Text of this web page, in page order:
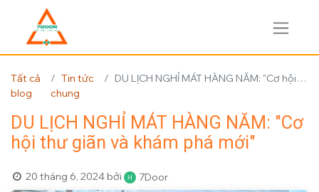
Tất cả
blog
Tin tức
chung
DU LỊCH NGHỈ MÁT HÀNG NĂM: "Cơ hội thư giãn và khám phá mới"
DU LỊCH NGHỈ MÁT HÀNG NĂM: "Cơ
hội thư giãn và khám phá mới"
20 tháng 6, 2024 bởi 7Door